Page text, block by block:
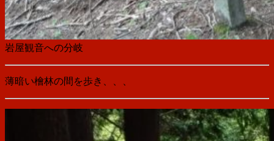
岩屋観音への分岐
薄暗い檜林の間を歩き、、、